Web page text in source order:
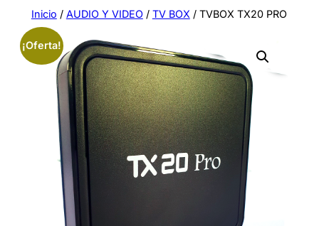
Saltar
contenido
Inicio / AUDIO Y VIDEO/ TV BOX / TVBOX TX20 PRO
¡Oferta!